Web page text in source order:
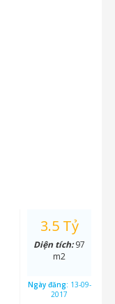
3.5 Tỷ
Diện tích:97
m2
Ngày đăng: 13-09-
2017